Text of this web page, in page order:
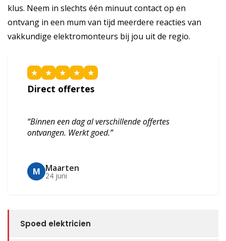
klus. Neem in slechts één minuut contact op en
ontvang in een mum van tijd meerdere reacties van
vakkundige elektromonteurs bij jou uit de regio.
★ ★ ★ ★ ★
Direct offertes
“Binnen een dag al verschillende offertes
ontvangen. Werkt goed.”
M Maarten
24 juni
Spoed elektricien